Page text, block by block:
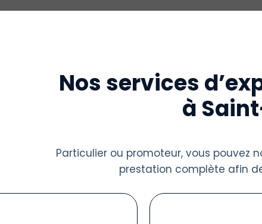
Nos services
à
Particulier ou promoteur, vous pouvez
prestation complète afin